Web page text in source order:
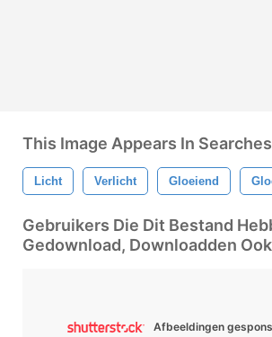
This Image Appears In
Licht Verlicht Gloeiend
Gebruikers Die Dit Bestand
Gedownload, Downloadden Ook
Afbeeldingen